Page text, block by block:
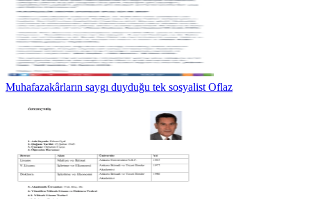
Muhafazakârların saygı duyduğu tek sosyalist Oflaz